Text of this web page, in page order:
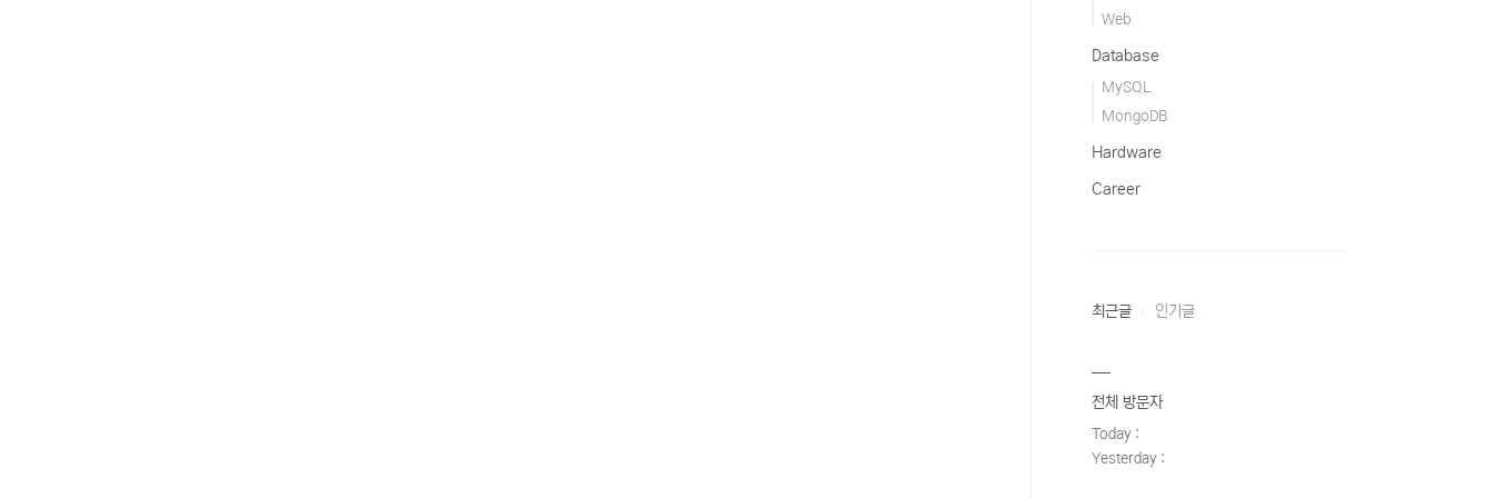
Web
Database
MySQL
MongoDB
Hardware
Career
최근글 인기글
전체 방문자
Today :
Yesterday :